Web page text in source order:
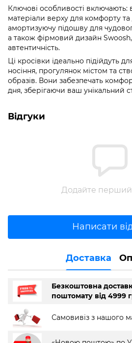
Ключові особливості включають:
матеріали верху для комфорту та
амортизуючу підошву для
а також фірмовий дизайн
автентичність.
Ці кросівки ідеально підійдуть
носіння, прогулянок містом та
образів. Вони забезпечать
дня, зберігаючи ваш унікальний
Відгуки
Додайте перший
Написати
Доставка
Безкоштовна
поштомату від 4999
Самовивіз з нашого